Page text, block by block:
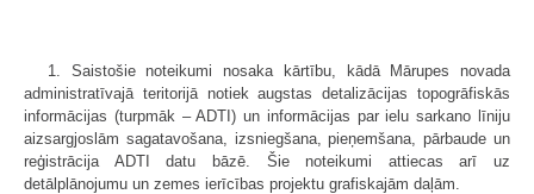
1. Saistošie noteikumi nosaka kārtību, kādā Mārupes novada
administratīvajā teritorijā notiek augstas detalizācijas topogrāfiskās
informācijas (turpmāk – ADTI) un informācijas par ielu sarkano līniju
aizsargjoslām sagatavošana, izsniegšana, pieņemšana, pārbaude un
reģistrācija ADTI datu bāzē. Šie noteikumi attiecas arī uz
detālplānojumu un zemes ierīcības projektu grafiskajām daļām.